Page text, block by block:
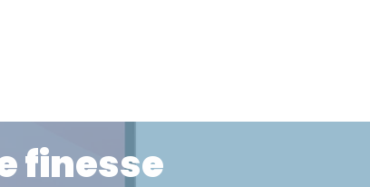
finesse